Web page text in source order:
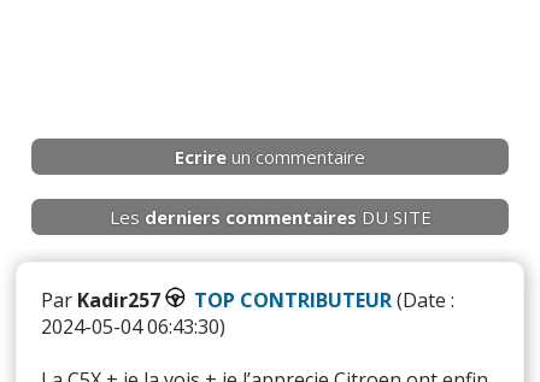
Ecrire un commentaire
Les derniers commentaires DU SITE
Par Kadir257 TOP CONTRIBUTEUR(Date :
2024-05-04 06:43:30)